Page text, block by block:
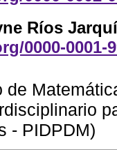
Ríos
0000-0001-
de
- PIDPDM)